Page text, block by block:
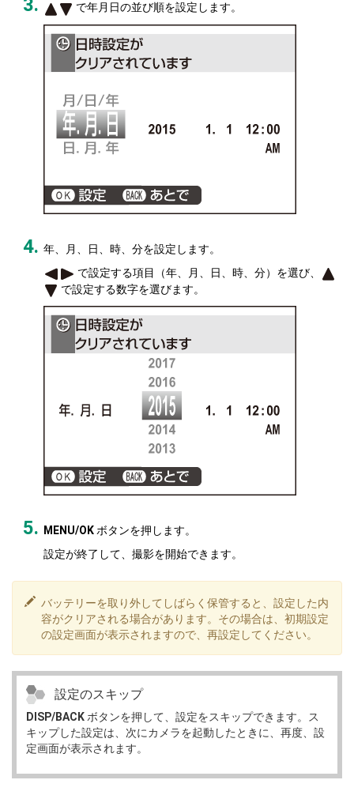
で年月日の並び順を設定します。
年、月、日、時、分を設定します。
で設定する項目（年、月、日、時、分）を選び、
で設定する数字を選びます。
MENU/OKボタンを押します。
設定が終了して、撮影を開始できます。
バッテリーを取り外してしばらく保管すると、設定した内
容がクリアされる場合があります。その場合は、初期設定
の設定画面が表示されますので、再設定してください。
設定のスキップ
DISP/BACKボタンを押して、設定をスキップできます。ス
キップした設定は、次にカメラを起動したときに、再度、設
定画面が表示されます。